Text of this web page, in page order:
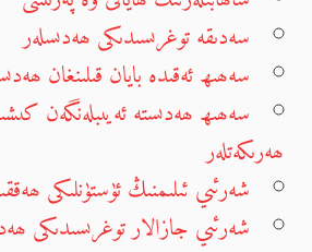
سەدىقە توغرىسىدىكى ھەدىسلەر
سەھىھ ئەقىدە بايان قىلىنغان
سەھىھ ھەدىستە ئەيىبلەنگەن
ھەرىكەتلەر
شەرئىي ئىلىمنىڭ ئۈستۈنلىكى
شەرئىي جازالار توغرىسىدىكى